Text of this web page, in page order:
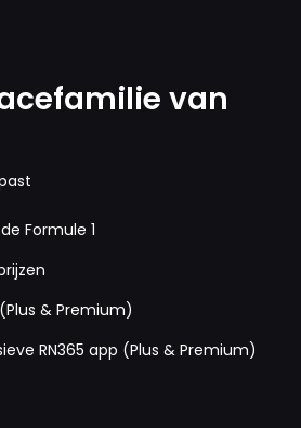
van
Formule 1
& Premium)
RN365 app (Plus & Premium)